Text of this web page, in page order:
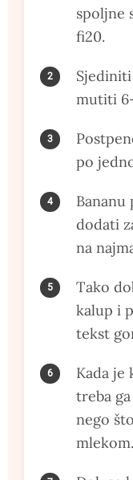
spoljne
fi20.
mutiti
po
dodati
na
Tako
kalup i
tekst
Kada je
treba
nego
mlekom.